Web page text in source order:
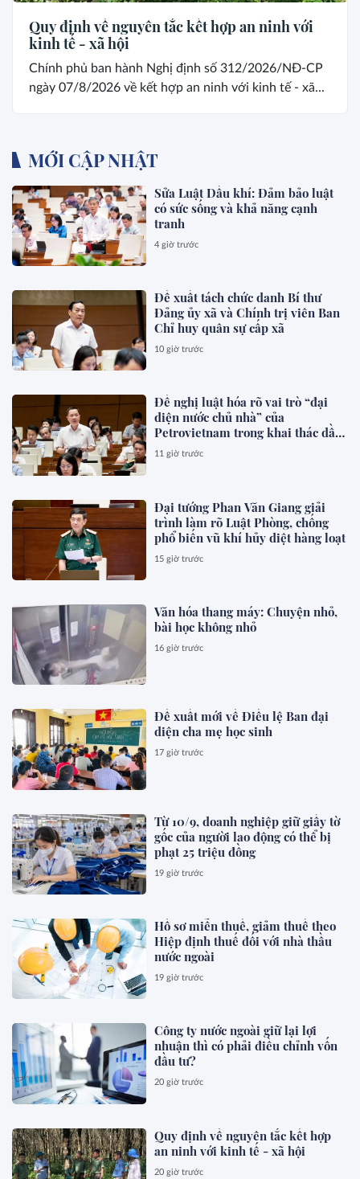
Quy định về nguyên tắc kết hợp an ninh với
kinh tế - xã hội
Chính phủ ban hành Nghị định số 312/2026/NĐ-CP
ngày 07/8/2026 về kết hợp an ninh với kinh tế - xã...
MỚI CẬP NHẬT
Sửa Luật Dầu khí: Đảm bảo luật
có sức sống và khả năng cạnh
tranh
4 giờ trước
Đề xuất tách chức danh Bí thư
Đảng ủy xã và Chính trị viên Ban
Chỉ huy quân sự cấp xã
10 giờ trước
Đề nghị luật hóa rõ vai trò “đại
diện nước chủ nhà” của
Petrovietnam trong khai thác dầu
khí
11 giờ trước
Đại tướng Phan Văn Giang giải
trình làm rõ Luật Phòng, chống
phổ biến vũ khí hủy diệt hàng loạt
15 giờ trước
Văn hóa thang máy: Chuyện nhỏ,
bài học không nhỏ
16 giờ trước
Đề xuất mới về Điều lệ Ban đại
diện cha mẹ học sinh
17 giờ trước
Từ 10/9, doanh nghiệp giữ giấy tờ
gốc của người lao động có thể bị
phạt 25 triệu đồng
19 giờ trước
Hồ sơ miễn thuế, giảm thuế theo
Hiệp định thuế đối với nhà thầu
nước ngoài
19 giờ trước
Công ty nước ngoài giữ lại lợi
nhuận thì có phải điều chỉnh vốn
đầu tư?
20 giờ trước
Quy định về nguyên tắc kết hợp
an ninh với kinh tế - xã hội
20 giờ trước